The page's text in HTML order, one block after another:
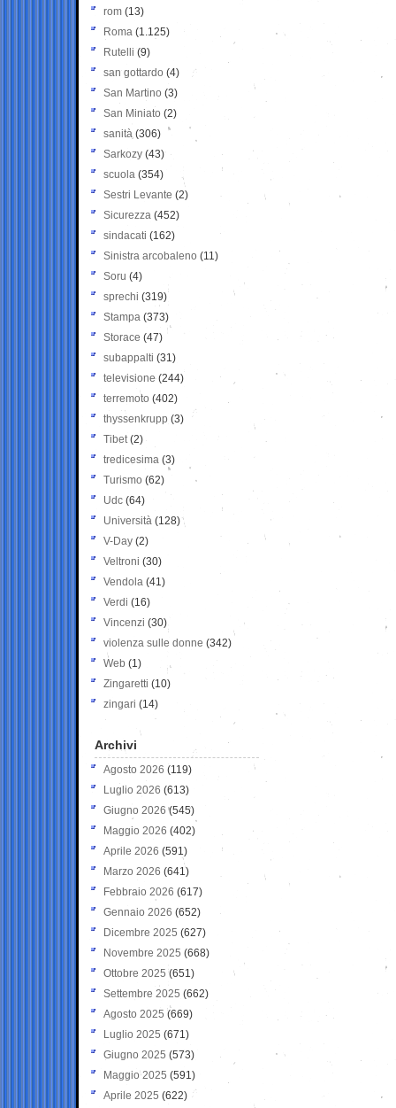
rom (13)
Roma (1.125)
Rutelli (9)
san gottardo (4)
San Martino (3)
San Miniato (2)
sanità (306)
Sarkozy (43)
scuola (354)
Sestri Levante (2)
Sicurezza (452)
sindacati (162)
Sinistra arcobaleno (11)
Soru (4)
sprechi (319)
Stampa (373)
Storace (47)
subappalti (31)
televisione(244)
terremoto (402)
thyssenkrupp (3)
Tibet(2)
tredicesima (3)
Turismo (62)
Udc (64)
Università (128)
V-Day (2)
Veltroni (30)
Vendola (41)
Verdi (16)
Vincenzi (30)
violenza sulle donne (342)
Web (1)
Zingaretti (10)
zingari (14)
Archivi
Agosto 2026 (119)
Luglio 2026 (613)
Giugno 2026 (545)
Maggio 2026 (402)
Aprile 2026 (591)
Marzo 2026 (641)
Febbraio 2026 (617)
Gennaio 2026 (652)
Dicembre 2025 (627)
Novembre 2025 (668)
Ottobre 2025 (651)
Settembre 2025 (662)
Agosto 2025 (669)
Luglio 2025 (671)
Giugno 2025 (573)
Maggio 2025 (591)
Aprile 2025 (622)